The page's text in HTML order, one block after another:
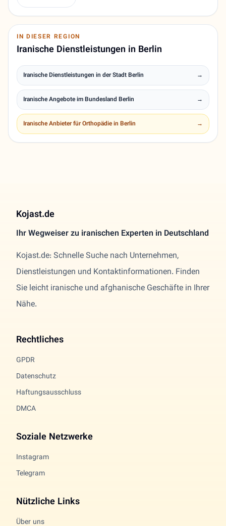
IN DIESER REGION
Iranische Dienstleistungen in Berlin
Iranische Dienstleistungen in der Stadt Berlin →
Iranische Angebote im Bundesland Berlin →
Iranische Anbieter für Orthopädie in Berlin →
Kojast.de
Ihr Wegweiser zu iranischen Experten in Deutschland
Kojast.de: Schnelle Suche nach Unternehmen,
Dienstleistungen und Kontaktinformationen. Finden
Sie leicht iranische und afghanische Geschäfte in Ihrer
Nähe.
Rechtliches
GPDR
Datenschutz
Haftungsausschluss
DMCA
Soziale Netzwerke
Instagram
Telegram
Nützliche Links
Über uns